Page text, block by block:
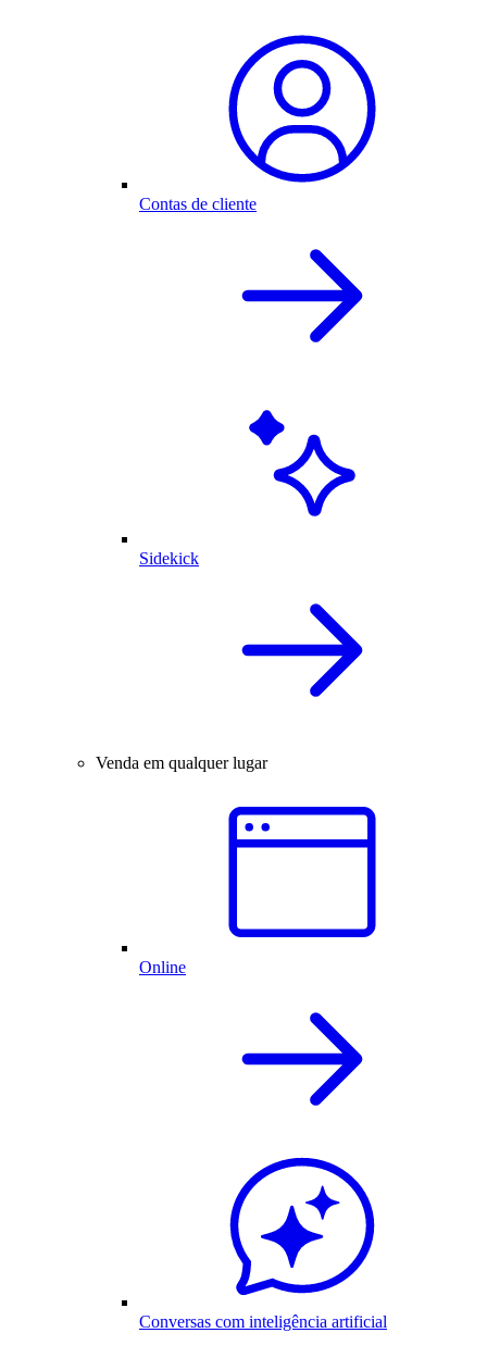
Contas de cliente
Sidekick
Venda em qualquer lugar
Online
Conversas com inteligência artificial